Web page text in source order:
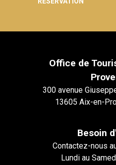
Office de
300 avenue
13605 Aix-en-
Besoin
Contactez-nous
Lundi au